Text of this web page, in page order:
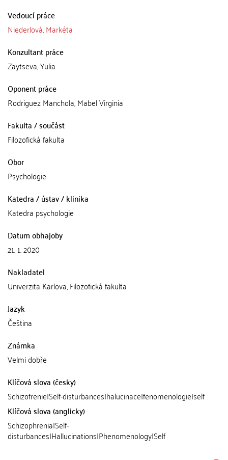
Vedoucí práce
Niederlová, Markéta
Konzultant práce
Zaytseva, Yulia
Oponent práce
Rodriguez Manchola, Mabel Virginia
Fakulta / součást
Filozofická fakulta
Obor
Psychologie
Katedra / ústav / klinika
Katedra psychologie
Datum obhajoby
21. 1. 2020
Nakladatel
Univerzita Karlova, Filozofická fakulta
Jazyk
Čeština
Známka
Velmi dobře
Klíčová slova (česky)
Schizofrenie|Self-disturbances|halucinace|fenomenologie|self
Klíčová slova (anglicky)
Schizophrenia|Self-
disturbances|Hallucinations|Phenomenology|Self